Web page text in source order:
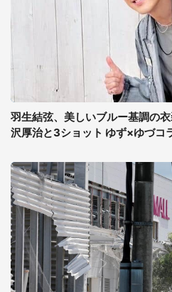
羽生結弦、美しいブルー基調の
沢厚治と3ショット ゆず×ゆづコ